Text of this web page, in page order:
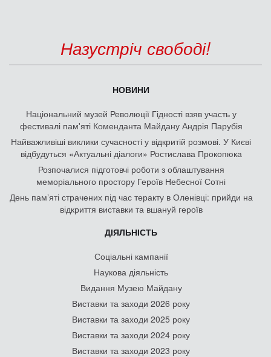
Назустріч свободі!
НОВИНИ
Національний музей Революції Гідності взяв участь у
фестивалі пам'яті Коменданта Майдану Андрія Парубія
Найважливіші виклики сучасності у відкритій розмові. У Києві
відбудуться «Актуальні діалоги» Ростислава Прокопюка
Розпочалися підготовчі роботи з облаштування
меморіального простору Героїв Небесної Сотні
День памʼяті страчених під час теракту в Оленівці: прийди на
відкриття виставки та вшануй героїв
ДІЯЛЬНІСТЬ
Соціальні кампанії
Наукова діяльність
Видання Музею Майдану
Виставки та заходи 2026 року
Виставки та заходи 2025 року
Виставки та заходи 2024 року
Виставки та заходи 2023 року